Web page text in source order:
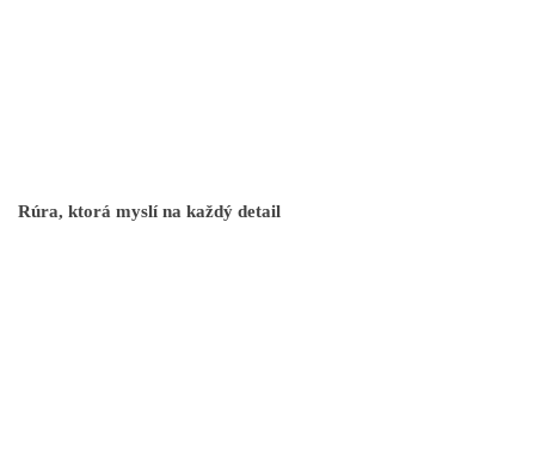
Rúra, ktorá myslí na každý detail